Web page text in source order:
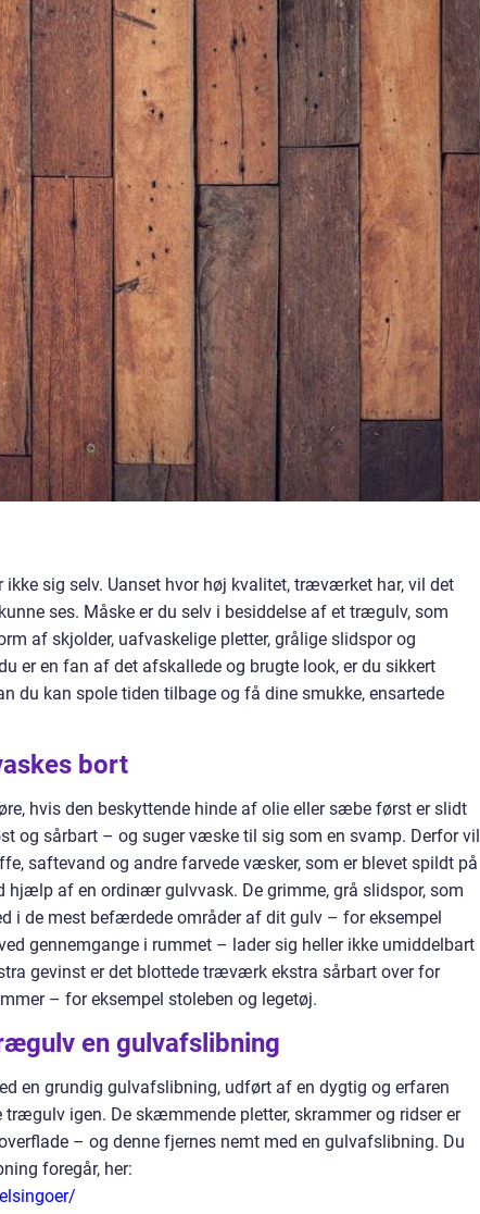
sig selv. Uanset hvor høj kvalitet, træværket har, vil det
ses. Måske er du selv i besiddelse af et trægulv, som
af skjolder, uafvaskelige pletter, grålige slidspor og
er en fan af det afskallede og brugte look, er du sikkert
du kan spole tiden tilbage og få dine smukke, ensartede
bort
hvis den beskyttende hinde af olie eller sæbe først er slidt
og sårbart – og suger væske til sig som en svamp. Derfor vil
saftevand og andre farvede væsker, som er blevet spildt på
af en ordinær gulvvask. De grimme, grå slidspor, som
i de mest befærdede områder af dit gulv – for eksempel
gennemgange i rummet – lader sig heller ikke umiddelbart
gevinst er det blottede træværk ekstra sårbart over for
– for eksempel stoleben og legetøj.
en gulvafslibning
en grundig gulvafslibning, udført af en dygtig og erfaren
igen. De skæmmende pletter, skrammer og ridser er
– og denne fjernes nemt med en gulvafslibning. Du
foregår, her: